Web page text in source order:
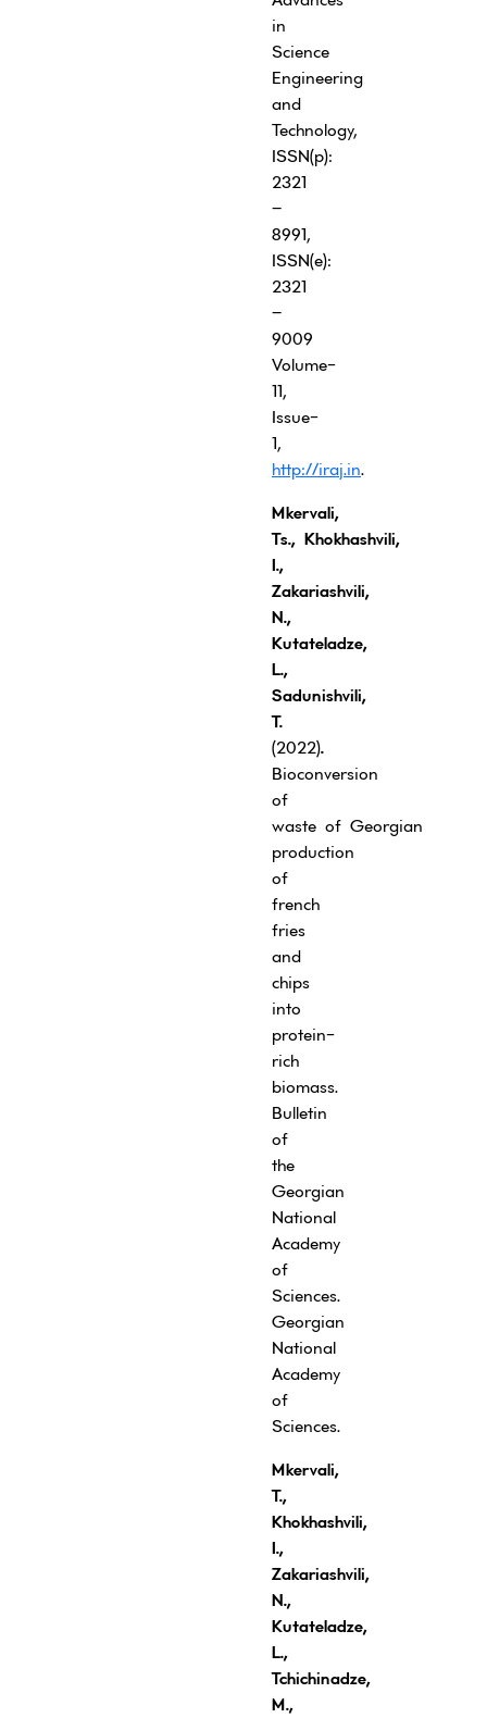
in
Science
Engineering
and
Technology,
ISSN(p):
2321
–
8991,
ISSN(e):
2321
–
9009
Volume-
11,
Issue-
1,
http://iraj.in.
Mkervali,
Ts., Khokhashvili,
I.,
Zakariashvili,
N.,
Kutateladze,
L.,
Sadunishvili,
T.
(2022).
Bioconversion
of
waste of Georgian
production
of
french
fries
and
chips
into
protein-
rich
biomass.
Bulletin
of
the
Georgian
National
Academy
of
Sciences.
Georgian
National
Academy
of
Sciences.
Mkervali,
T.,
Khokhashvili,
I.,
Zakariashvili,
N.,
Kutateladze,
L.,
Tchichinadze,
M.,